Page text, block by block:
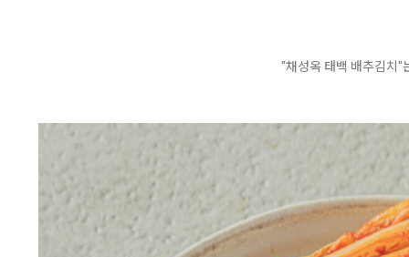
"채성옥 태백 배추김치"